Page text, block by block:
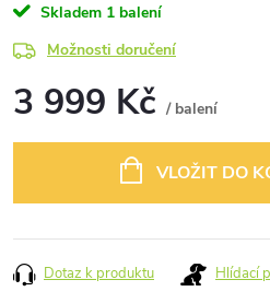
Skladem 1 balení
Možnosti doručení
3 999 Kč / balení
VLOŽIT DO
Dotaz k produktu Hlídací